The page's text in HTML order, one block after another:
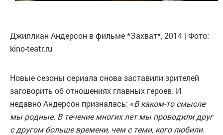
Джиллиан Андерсон в фильме *Захват*, 2014 | Фото:
kino-teatr.ru
Новые сезоны сериала снова заставили зрителей
заговорить об отношениях главных героев. И
недавно Андерсон призналась: «В каком-то смысле
мы родные. В течение многих лет мы проводили друг
с другом больше времени, чем с теми, кого любили.